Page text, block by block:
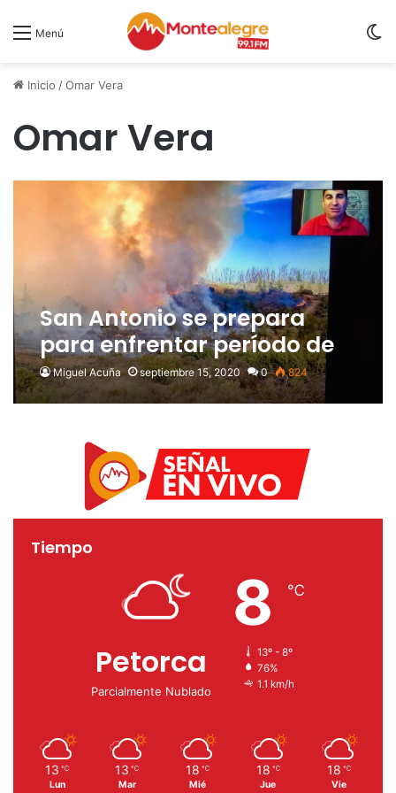
Menú
Inicio /Omar Vera
Omar Vera
San Antonio se prepara
para enfrentar período de
alta ocurrencia de
incendios forestales
Miguel Acuña septiembre 15, 2020 0 824
Tiempo
Petorca
Parcialmente Nublado
8 ℃
13º - 8º
76%
1.1 km/h
13 ℃
Lun
13 ℃
Mar
18 ℃
Mié
18 ℃
Jue
18 ℃
Vie